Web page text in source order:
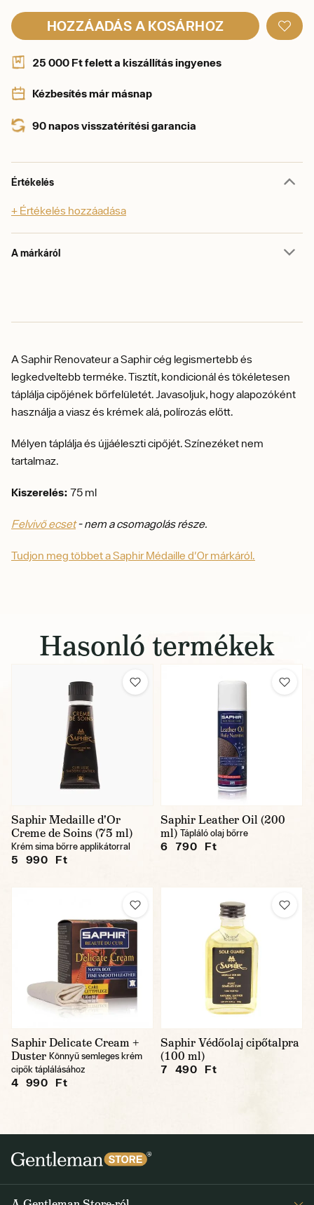
HOZZÁADÁS A KOSÁRHOZ
25 000 Ft felett a kiszállítás ingyenes
Kézbesítés már másnap
90 napos visszatérítési garancia
Értékelés
+ Értékelés hozzáadása
A márkáról
A Saphir Renovateur a Saphir cég legismertebb és
legkedveltebb terméke. Tisztít, kondicionál és tökéletesen
táplálja cipőjének bőrfelületét. Javasoljuk, hogy alapozóként
használja a viasz és krémek alá, polírozás előtt.
Mélyen táplálja és újjáéleszti cipőjét. Színezéket nem
tartalmaz.
Kiszerelés: 75 ml
Felvivő ecset- nem a csomagolás része.
Tudjon meg többet a Saphir Médaille d'Or márkáról.
Hasonló termékek
Saphir Medaille d'Or
Creme de Soins (75 ml)
Krém sima bőrre applikátorral
5 990 Ft
Saphir Leather Oil (200
ml) Tápláló olaj bőrre
6 790 Ft
Saphir Delicate Cream +
Duster Könnyű semleges krém
cipők táplálásához
4 990 Ft
Saphir Védőolaj cipőtalpra
(100 ml)
7 490 Ft